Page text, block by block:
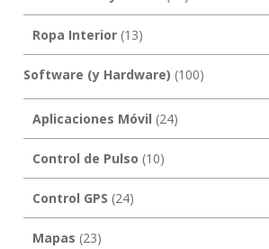
Ropa Interior(13)
Software (y Hardware) (100)
Aplicaciones Móvil (24)
Control de Pulso (10)
Control GPS (24)
Mapas (23)